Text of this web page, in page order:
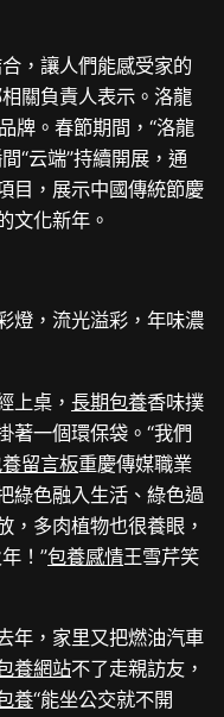
，讓人們能感受家的
關負責人表示。洛龍
牌。春節期間，“洛龍
“云端”持續開展，通
目，展示中國傳統節慶
文化新年。
燈，流光溢彩，年味濃
上桌，長期包養香味撲
著一個環保袋。“我們
留言板重慶傳媒職業
綠色融入生活、綠色過
，多肉植物也很養眼，
！”包養感情王雪芹笑
年，家里又把燃油汽車
養網站不了走親訪友，
養“能坐公交就不開